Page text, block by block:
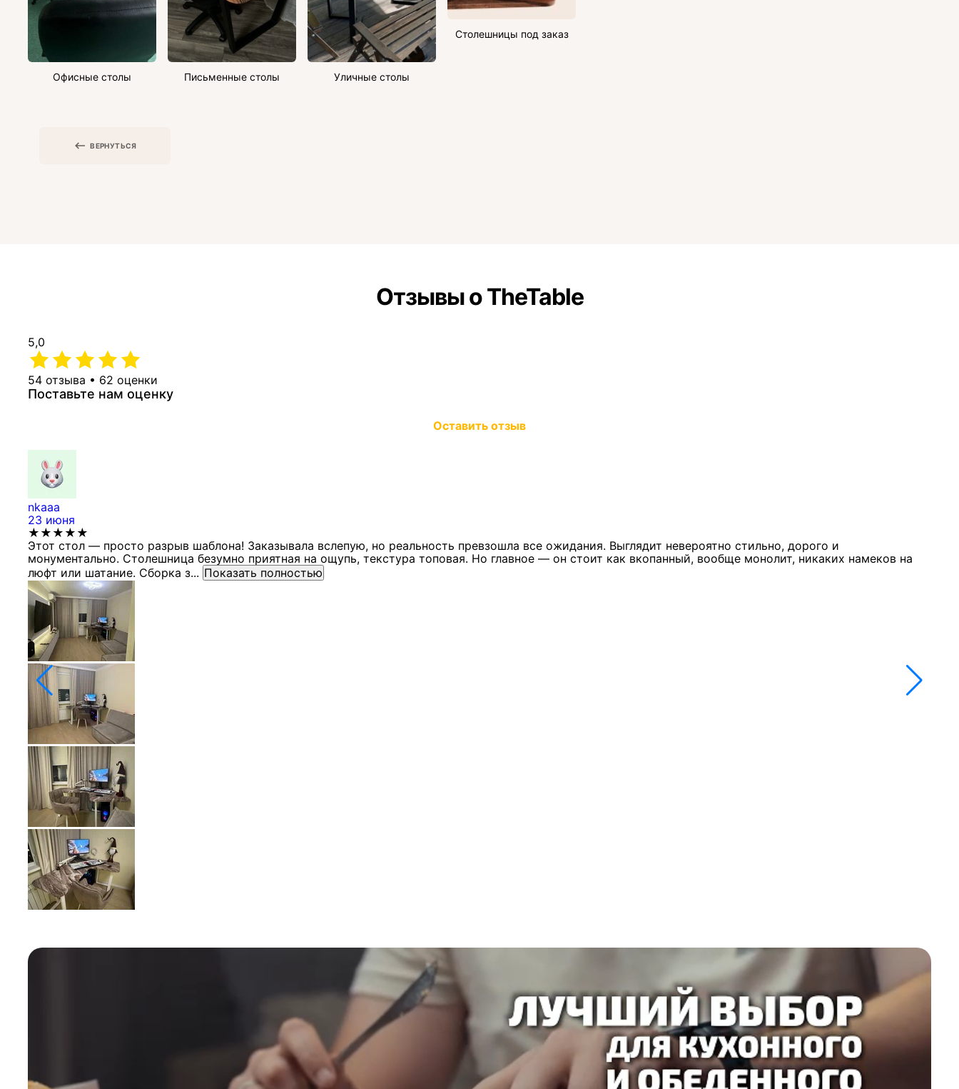
Офисные столы Письменные столы Уличные столы
Столешницы под заказ
ВЕРНУТЬСЯ
Отзывы о TheTable
5,0
54 отзыва • 62 оценки
Поставьте нам оценку
Оставить отзыв
nkaaa
23 июня
★★★★★
Этот стол — просто разрыв шаблона! Заказывала вслепую, но реальность превзошла все ожидания. Выглядит невероятно стильно, дорого и
монументально. Столешница безумно приятная на ощупь, текстура топовая. Но главное — он стоит как вкопанный, вообще монолит, никаких намеков на
люфт или шатание. Сборка з... Показать полностью